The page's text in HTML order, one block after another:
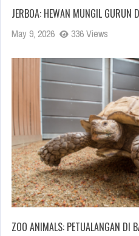
JERBOA: HEWAN MUNGIL GURUN
May 9, 2026 336 Views
ZOO ANIMALS: PETUALANGAN DI